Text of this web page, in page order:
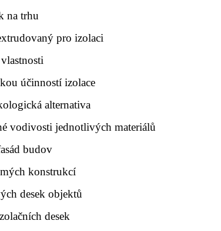
na trhu
pro izolaci
účinností izolace
alternativa
vodivosti jednotlivých materiálů
budov
konstrukcí
desek objektů
desek